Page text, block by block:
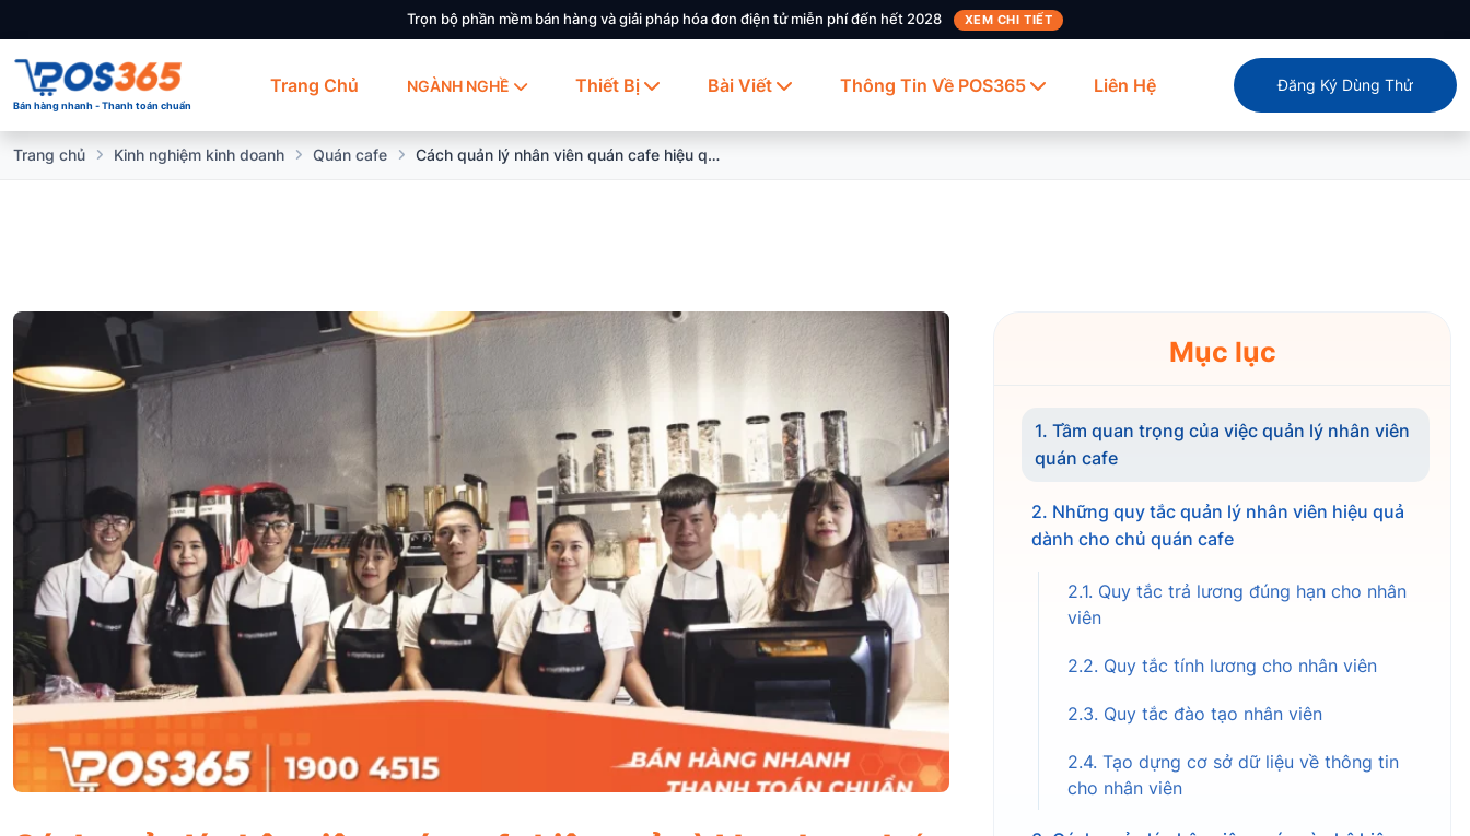
Trọn bộ phần mềm bán hàng và giải pháp hóa đơn điện tử miễn phí đến hết 2028 XEM CHI TIẾT
Bán hàng nhanh - Thanh toán chuẩn
Trang Chủ NGÀNH NGHỀ Thiết Bị Bài Viết Thông Tin Về POS365 Liên Hệ Đăng Ký Dùng Thử
Trang chủ Kinh nghiệm kinh doanh Quán cafe Cách quản lý nhân viên quán cafe hiệu quả và khoa học nhất hiện nay
Mục lục
1. Tầm quan trọng của việc quản lý nhân viên
quán cafe
2. Những quy tắc quản lý nhân viên hiệu quả
dành cho chủ quán cafe
2.1. Quy tắc trả lương đúng hạn cho nhân
viên
2.2. Quy tắc tính lương cho nhân viên
2.3. Quy tắc đào tạo nhân viên
2.4. Tạo dựng cơ sở dữ liệu về thông tin
cho nhân viên